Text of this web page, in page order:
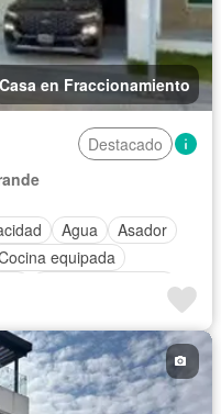
Casa en Fraccionamiento
Destacado
Agua
Asador
equipada
Zonas verdes